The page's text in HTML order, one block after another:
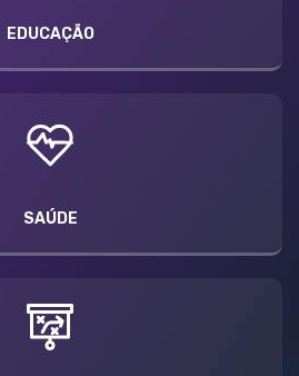
EDUCAÇÃO
SAÚDE